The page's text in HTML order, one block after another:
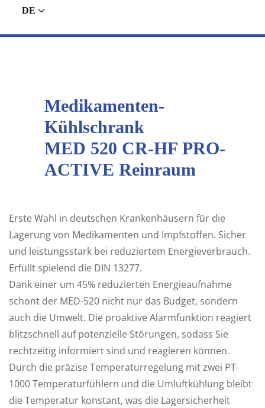
DE
Medikamenten-
Kühlschrank
MED 520 CR-HF PRO-
ACTIVE Reinraum
Erste Wahl in deutschen Krankenhäusern für die
Lagerung von Medikamenten und Impfstoffen. Sicher
und leistungsstark bei reduziertem Energieverbrauch.
Erfüllt spielend die DIN 13277.
Dank einer um 45% reduzierten Energieaufnahme
schont der MED-520 nicht nur das Budget, sondern
auch die Umwelt. Die proaktive Alarmfunktion reagiert
blitzschnell auf potenzielle Störungen, sodass Sie
rechtzeitig informiert sind und reagieren können.
Durch die präzise Temperaturregelung mit zwei PT-
1000 Temperaturfühlern und die Umluftkühlung bleibt
die Temperatur konstant, was die Lagersicherheit